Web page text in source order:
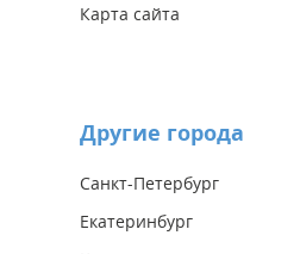
Карта сайта
Другие города
Санкт-Петербург
Екатеринбург